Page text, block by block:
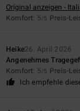
Original anzeigen -
Komfort: 5/5 Preis-
Heike26. April 2026
Angenehmes
Komfort: 5/5 Preis-
Ich empfehle